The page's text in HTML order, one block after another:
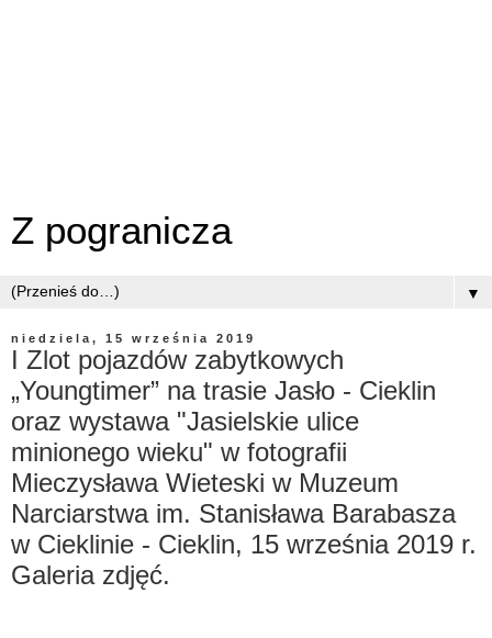
Z pogranicza
▼
niedziela, 15 września 2019
I Zlot pojazdów zabytkowych
„Youngtimer” na trasie Jasło - Cieklin
oraz wystawa "Jasielskie ulice
minionego wieku" w fotografii
Mieczysława Wieteski w Muzeum
Narciarstwa im. Stanisława Barabasza
w Cieklinie - Cieklin, 15 września 2019 r.
Galeria zdjęć.